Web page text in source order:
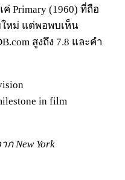
Primary (1960) ที่ถือ
หม่ แต่พอพบเห็น
สูงถึง 7.8 และคำ
in film
New York